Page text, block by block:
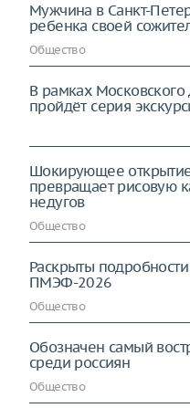
Мужчина в Санкт-
ребенка своей
Общество
В рамках
пройдёт серия
Шокирующее
превращает рисовую
недугов
Общество
Раскрыты
ПМЭФ-2026
Общество
Обозначен самый
среди россиян
Общество